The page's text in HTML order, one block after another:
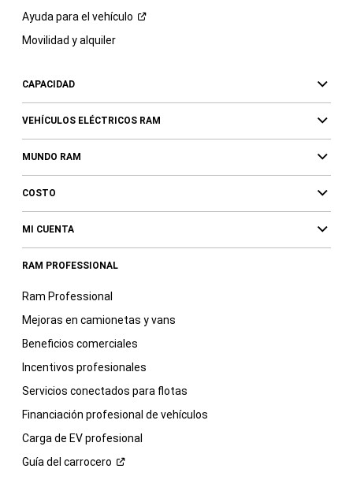
Ayuda para el vehículo
Movilidad y alquiler
CAPACIDAD
VEHÍCULOS ELÉCTRICOS RAM
MUNDO RAM
COSTO
MI CUENTA
RAM PROFESSIONAL
Ram Professional
Mejoras en camionetas y vans
Beneficios comerciales
Incentivos profesionales
Servicios conectados para flotas
Financiación profesional de vehículos
Carga de EV profesional
Guía del carrocero